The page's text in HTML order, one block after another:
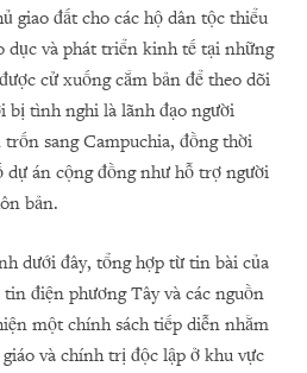
giao đất cho các hộ dân tộc thiểu
dục và phát triển kinh tế tại những
cử xuống cắm bản để theo dõi
bị tình nghi là lãnh đạo người
sang Campuchia, đồng thời
án cộng đồng như hỗ trợ người
bản.
dưới đây, tổng hợp từ tin bài của
điện phương Tây và các nguồn
một chính sách tiếp diễn nhằm
và chính trị độc lập ở khu vực